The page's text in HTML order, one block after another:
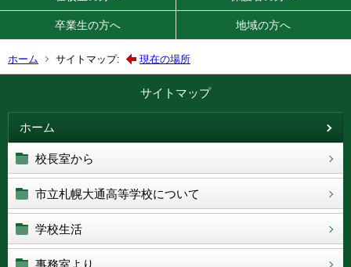
卒業生の方へ 地域の方へ
ホーム サイトマップ: 現在の場所
サイトマップ
ホーム
校長室から
市立札幌大通高等学校について
学校生活
事務室より